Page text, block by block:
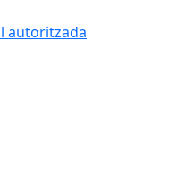
autoritzada